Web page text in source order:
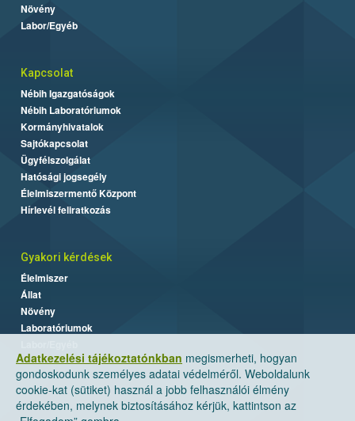
Adatkezelési tájékoztatónkban megismerheti, hogyan
gondoskodunk személyes adatai védelméről. Weboldalunk
cookie-kat (sütiket) használ a jobb felhasználói élmény
érdekében, melynek biztosításához kérjük, kattintson az
Növény
Labor/Egyéb
Kapcsolat
Nébih Igazgatóságok
Nébih Laboratóriumok
Kormányhivatalok
Sajtókapcsolat
Ügyfélszolgálat
Hatósági jogsegély
Élelmiszermentő Központ
Hírlevél feliratkozás
Gyakori kérdések
Élelmiszer
Állat
Növény
Laboratóriumok